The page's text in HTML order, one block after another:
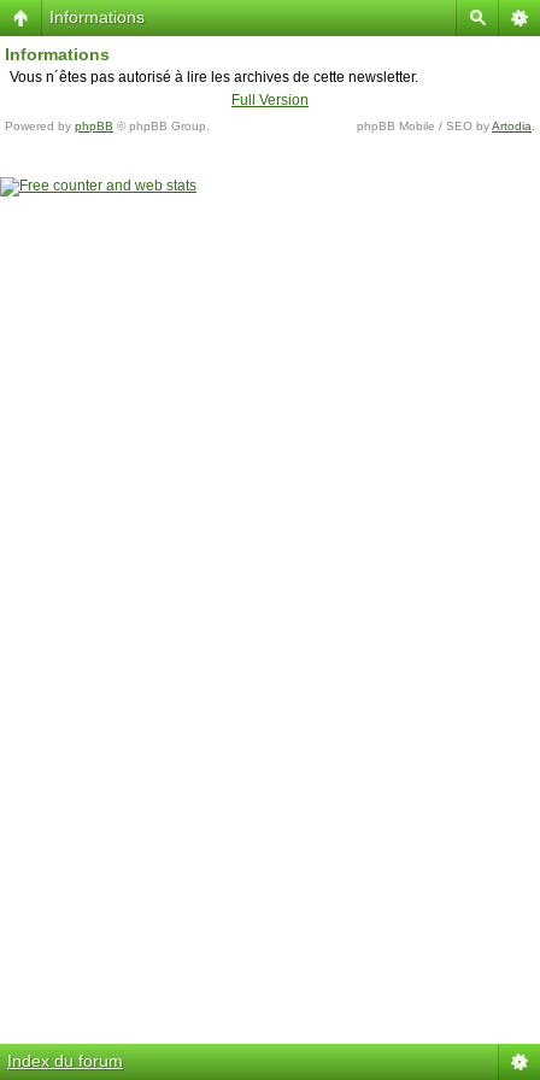
Informations
Informations
Vous n´êtes pas autorisé à lire les archives de cette newsletter.
Full Version
Powered by phpBB © phpBB Group. phpBB Mobile / SEO byArtodia
Index du forum